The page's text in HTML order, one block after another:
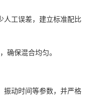
人工误差，建立标准配比
确保混合均匀。
振动时间等参数，并严格